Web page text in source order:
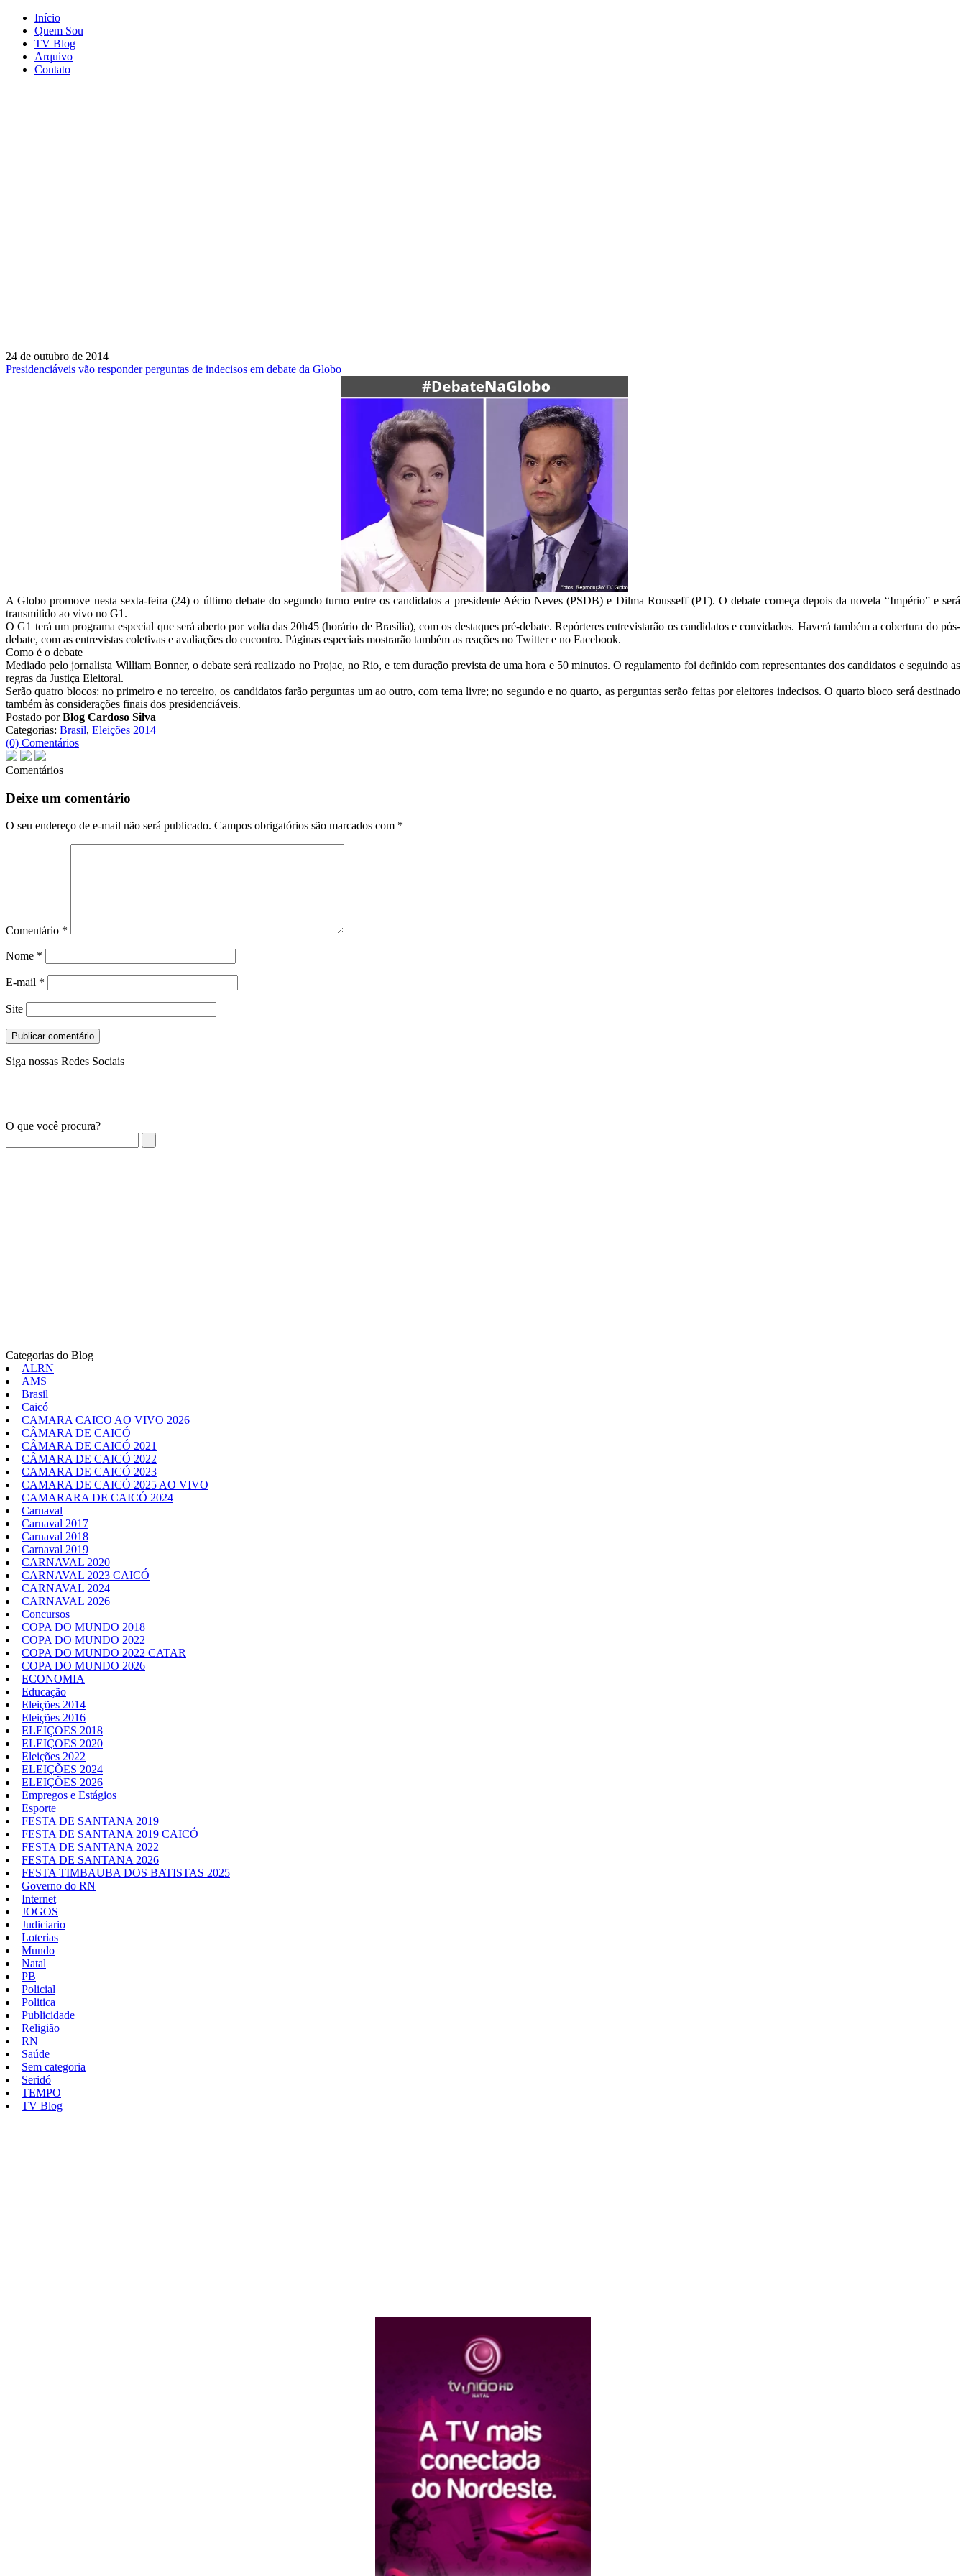
Início
Quem Sou
TV Blog
Arquivo
Contato
24 de outubro de 2014
Presidenciáveis vão responder perguntas de indecisos em debate da Globo
A Globo promove nesta sexta-feira (24) o último debate do segundo turno entre os candidatos a presidente Aécio Neves (PSDB) e Dilma Rousseff (PT). O debate começa depois da novela “Império” e será
transmitido ao vivo no G1.
O G1 terá um programa especial que será aberto por volta das 20h45 (horário de Brasília), com os destaques pré-debate. Repórteres entrevistarão os candidatos e convidados. Haverá também a cobertura do pós-
debate, com as entrevistas coletivas e avaliações do encontro. Páginas especiais mostrarão também as reações no Twitter e no Facebook.
Como é o debate
Mediado pelo jornalista William Bonner, o debate será realizado no Projac, no Rio, e tem duração prevista de uma hora e 50 minutos. O regulamento foi definido com representantes dos candidatos e seguindo as
regras da Justiça Eleitoral.
Serão quatro blocos: no primeiro e no terceiro, os candidatos farão perguntas um ao outro, com tema livre; no segundo e no quarto, as perguntas serão feitas por eleitores indecisos. O quarto bloco será destinado
também às considerações finais dos presidenciáveis.
Postado porBlog Cardoso Silva
Categorias: Brasil, Eleições 2014
(0) Comentários
Comentários
Deixe um comentário
O seu endereço de e-mail não será publicado. Campos obrigatórios são marcados com *
Comentário *
Nome *
E-mail *
Site
Siga nossas Redes Sociais
O que você procura?
Categorias do Blog
ALRN
AMS
Brasil
Caicó
CAMARA CAICO AO VIVO 2026
CÂMARA DE CAICÓ
CÂMARA DE CAICÓ 2021
CÂMARA DE CAICÓ 2022
CAMARA DE CAICÓ 2023
CAMARA DE CAICÓ 2025 AO VIVO
CAMARARA DE CAICÓ 2024
Carnaval
Carnaval 2017
Carnaval 2018
Carnaval 2019
CARNAVAL 2020
CARNAVAL 2023 CAICÓ
CARNAVAL 2024
CARNAVAL 2026
Concursos
COPA DO MUNDO 2018
COPA DO MUNDO 2022
COPA DO MUNDO 2022 CATAR
COPA DO MUNDO 2026
ECONOMIA
Educação
Eleições 2014
Eleições 2016
ELEIÇOES 2018
ELEIÇOES 2020
Eleições 2022
ELEIÇÕES 2024
ELEIÇÕES 2026
Empregos e Estágios
Esporte
FESTA DE SANTANA 2019
FESTA DE SANTANA 2019 CAICÓ
FESTA DE SANTANA 2022
FESTA DE SANTANA 2026
FESTA TIMBAUBA DOS BATISTAS 2025
Governo do RN
Internet
JOGOS
Judiciario
Loterias
Mundo
Natal
PB
Policial
Politica
Publicidade
Religião
RN
Saúde
Sem categoria
Seridó
TEMPO
TV Blog